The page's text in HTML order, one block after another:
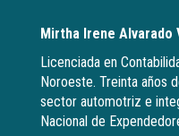
Mirtha Irene Alvarado
Licenciada en
Noroeste. Treinta años
sector automotriz e
Nacional de